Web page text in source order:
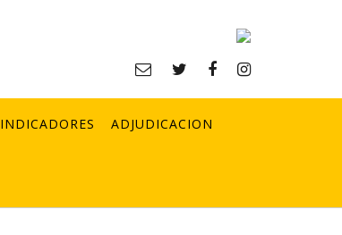
INDICADORES ADJUDICACION